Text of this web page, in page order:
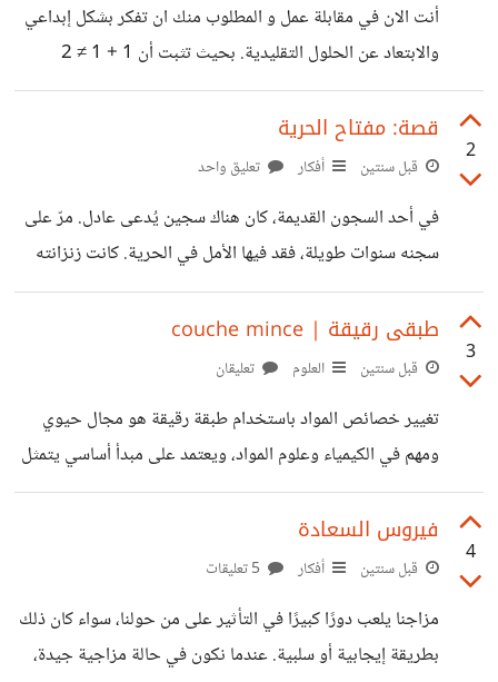
دماغه بالمستوى الواعي؟ في هذا السيناريو، سيكون الإنسان قد
جُرّد من قدرته على اتخاذ قرارات واعية، حيث يتم تدمير أو
تعطيل
أنت الان في مقابلة عمل و المطلوب منك ان تفكر بشكل إبداعي
والابتعاد عن الحلول التقليدية. بحيث تثبت أن 1 + 1 ≠ 2
انطلاقًا من مجال دراستك أو اختصاصك. ؟
2
قصة: مفتاح الحرية
قبل سنتين أفكار تعليق واحد
في أحد السجون القديمة، كان هناك سجين يُدعى عادل. مرّ على
سجنه سنوات طويلة، فقد فيها الأمل في الحرية. كانت زنزانته
مظلمة وصغيرة، وكان يشعر بالضياع والعزلة. كلما تذكر العالم
الخارجي، زادت آلامه. في أحد الأيام، بينما كان جالسًا في زنزانته،
رأى طائرًا صغيرًا يقترب من نافذته. كان يحمل شيئًا في منقاره.
مفتاحًا! تفاجأ عادل، لكن لم يصدق عينيه. هل يمكن أن يكون هذا
مفتاح حريته؟ بدلاً من استخدام المفتاح
3
طبقى رقيقة | couche mince
قبل سنتين العلوم تعليقان
تغيير خصائص المواد باستخدام طبقة رقيقة هو مجال حيوي
ومهم في الكيمياء وعلوم المواد، ويعتمد على مبدأ أساسي يتمثل
في إضافة طبقة رقيقة جدًا (عادة بسمك النانومتر) على سطح
المادة الأصلية لتغيير خصائصها الفيزيائية أو الكيميائية. هذه
العملية تُستخدم لتحسين أداء المواد أو لتزويدها بوظائف جديدة
والإلكترونيات. بدايةً، يتم وضع الطبقة الرقيقة على سطح المادة
باستخدام تقنيات متقدمة مثل الترسيب البخاري الكيميائي
4
فيروس السعادة
قبل سنتين أفكار
مزاجنا يلعب دورًا كبيرًا في التأثير على من حولنا، سواء كان ذلك
بطريقة إيجابية أو سلبية. عندما نكون في حالة مزاجية جيدة،